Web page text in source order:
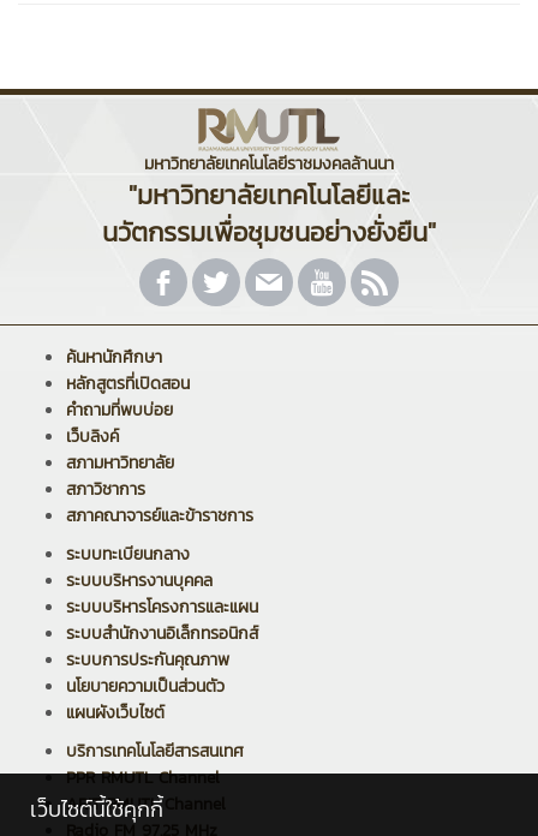
มหาวิทยาลัยเทคโนโลยีราชมงคลล้านนา
"มหาวิทยาลัยเทคโนโลยีและ
นวัตกรรมเพื่อชุมชนอย่างยั่งยืน"
ค้นหานักศึกษา
หลักสูตรที่เปิดสอน
คำถามที่พบบ่อย
เว็บลิงค์
สภามหาวิทยาลัย
สภาวิชาการ
สภาคณาจารย์และข้าราชการ
ระบบทะเบียนกลาง
ระบบบริหารงานบุคคล
ระบบบริหารโครงการและแผน
ระบบสำนักงานอิเล็กทรอนิกส์
ระบบการประกันคุณภาพ
นโยบายความเป็นส่วนตัว
แผนผังเว็บไซต์
บริการเทคโนโลยีสารสนเทศ
PPR RMUTL Channel
ARIT RMUTL Channel
Radio FM 97.25 MHz
เว็บไซต์นี้ใช้คุกกี้